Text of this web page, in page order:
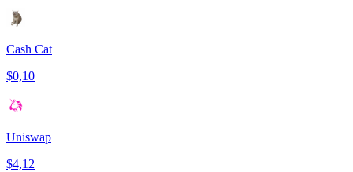
Cash Cat
$0,10
Uniswap
$4,12